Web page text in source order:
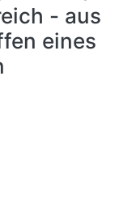
- aus
eines